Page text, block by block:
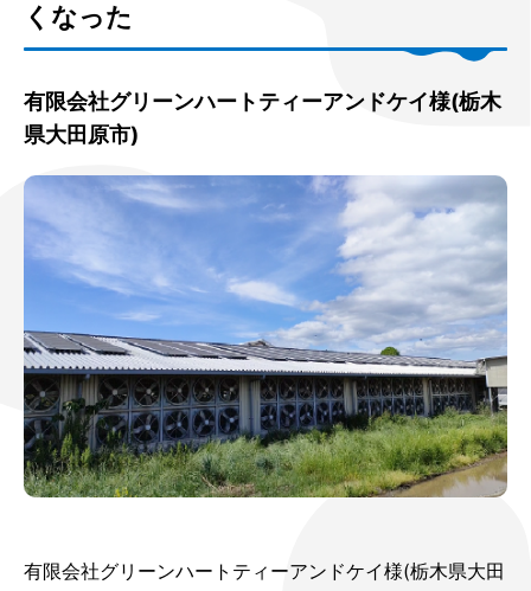
くなった
有限会社グリーンハートティーアンドケイ様(栃木
県大田原市)
有限会社グリーンハートティーアンドケイ様(栃木県大田